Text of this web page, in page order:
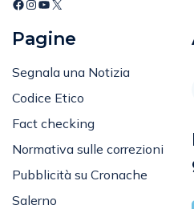
Pagine
Segnala una Notizia
Codice Etico
Fact checking
Normativa sulle correzioni
Pubblicità su Cronache
Salerno